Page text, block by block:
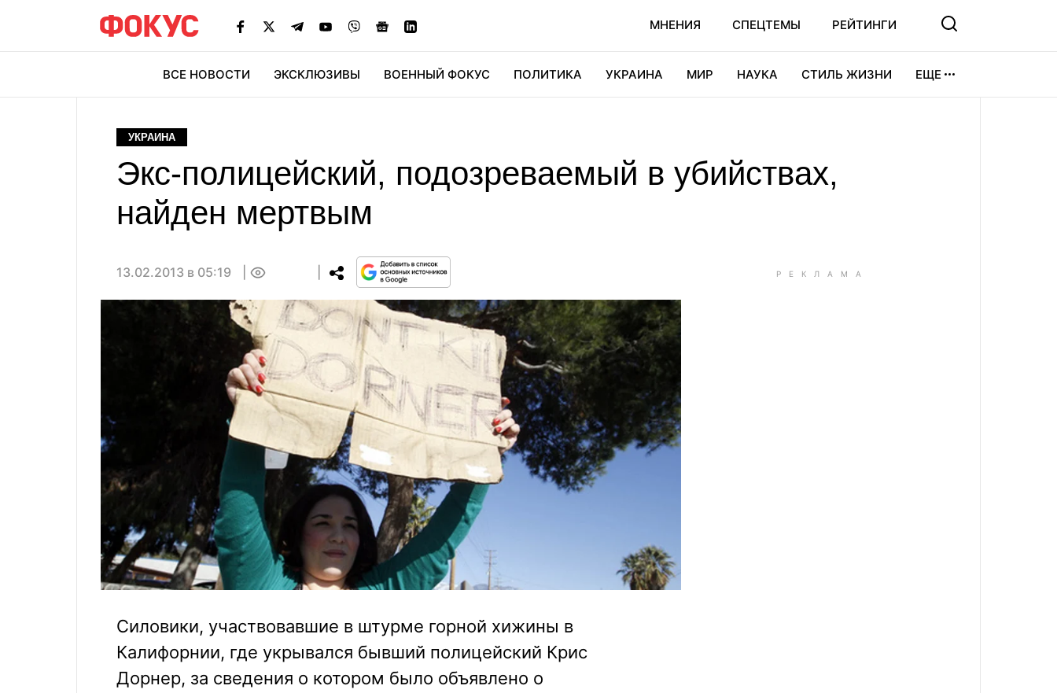
МНЕНИЯ СПЕЦТЕМЫ РЕЙТИНГИ
ВСЕ НОВОСТИ ЭКСКЛЮЗИВЫ ВОЕННЫЙ ФОКУС ПОЛИТИКА УКРАИНА МИР НАУКА СТИЛЬ ЖИЗНИ ЕЩЕ
УКРАИНА
Экс-полицейский, подозреваемый в убийствах,
найден мертвым
13.02.2013 в 05:19
Силовики, участвовавшие в штурме горной хижины в
Калифорнии, где укрывался бывший полицейский Крис
Дорнер, за сведения о котором было объявлено о